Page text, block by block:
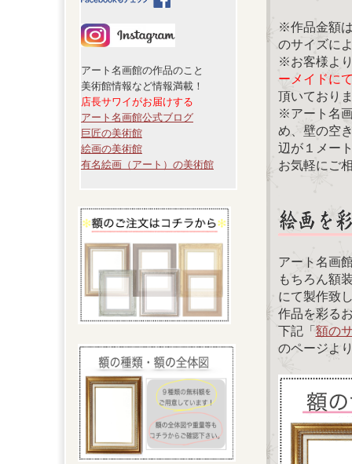
アート名画館の作品のこと
美術館情報など情報満載！
店長サワイがお届けする
アート名画館公式ブログ
巨匠の美術館
絵画の美術館
有名絵画（アート）の美術館
※作品金額
のサイズに
※お客様よ
ーメイドに
頂いており
※アート名
め、壁の空
辺が１メー
お気軽にご
アート名画
もちろん額
にて製作致
作品を彩る
下記「額の
のページよ